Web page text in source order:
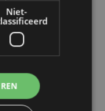
(35) gevonden in
in de Leie:
tekenen van
Niet-